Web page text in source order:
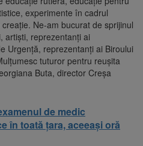
experimente în cadrul
Ne-am bucurat de sprijinul
artiști, reprezentanți ai
Urgență, reprezentanți ai Biroului
tuturor pentru reușita
Buta, director Creșa
de medic
în toată țara, aceeași oră